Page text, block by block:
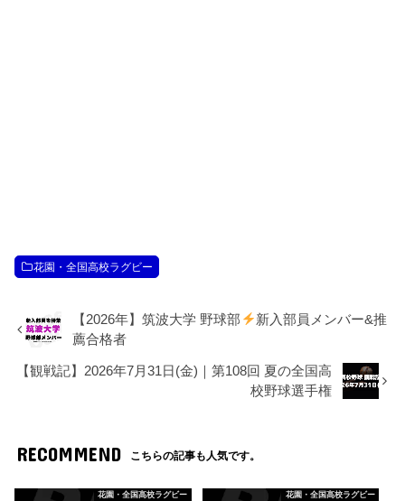
花園・全国高校ラグビー
【2026年】筑波大学 野球部
新入部員メンバー&推
薦合格者
【観戦記】2026年7月31日(金)｜第108回 夏の全国高
校野球選手権
RECOMMEND こちらの記事も人気です。
花園・全国高校ラグビー 花園・全国高校ラグビー